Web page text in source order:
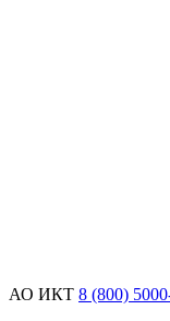
АО ИКТ 8 (800)